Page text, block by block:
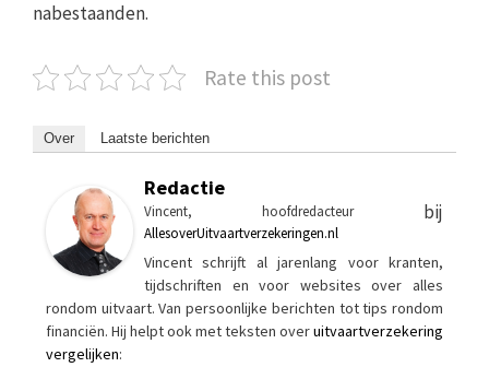
nabestaanden.
Rate this post
Over Laatste berichten
Redactie
Vincent, hoofdredacteurbij
AllesoverUitvaartverzekeringen.nl
Vincent schrijft al jarenlang voor kranten,
tijdschriften en voor websites over alles
rondom uitvaart. Van persoonlijke berichten tot tips rondom
financiën. Hij helpt ook met teksten overuitvaartverzekering
vergelijken: